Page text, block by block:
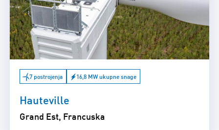
7 postrojenja 16,8 MW ukupne snage
Hauteville
Grand Est, Francuska